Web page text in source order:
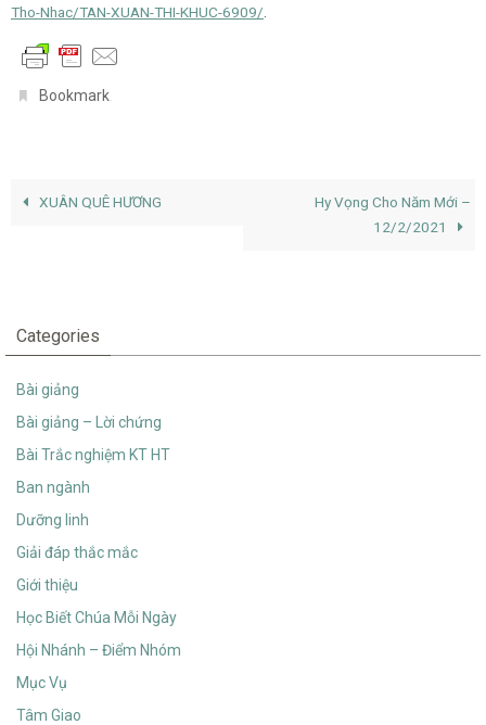
Tho-Nhac/TAN-XUAN-THI-KHUC-6909/
Bookmark
XUÂN QUÊ HƯƠNG
Hy Vọng Cho Năm Mới –
12/2/2021
Categories
Bài giảng
Bài giảng – Lời chứng
Bài Trắc nghiệm KT HT
Ban ngành
Dưỡng linh
Giải đáp thắc mắc
Giới thiệu
Học Biết Chúa Mỗi Ngày
Hội Nhánh – Điểm Nhóm
Mục Vụ
Tâm Giao